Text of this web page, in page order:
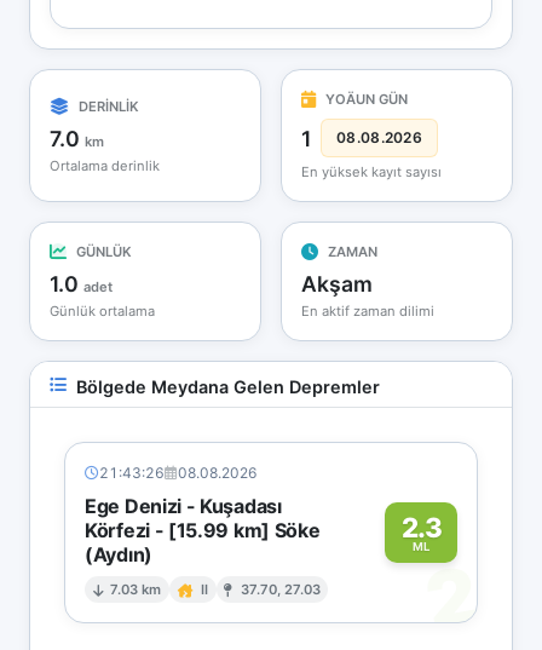
DERİNLİK
7.0 km
Ortalama derinlik
YOÄUN GÜN
1 08.08.2026
En yüksek kayıt sayısı
GÜNLÜK
1.0 adet
Günlük ortalama
ZAMAN
Akşam
En aktif zaman dilimi
Bölgede Meydana Gelen Depremler
21:43:26 08.08.2026
Ege Denizi - Kuşadası
Körfezi - [15.99 km] Söke
(Aydın)
7.03 km II 37.70, 27.03
2.3
ML
2